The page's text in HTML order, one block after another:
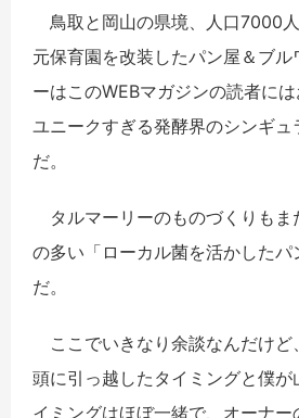
鳥取と岡山の県境、人口7000人
元保育園を改装したパン屋＆ブル
ーはこのWEBマガジンの読者に
ユニークすぎる発酵界のシンギュ
だ。
タルマーリーのものづくりもま
の多い「ローカル菌を活かしたパ
だ。
ここでいきなり余談なんだけど
頭に引っ越したタイミングと僕が
イミングはほぼ一緒で、オーナー